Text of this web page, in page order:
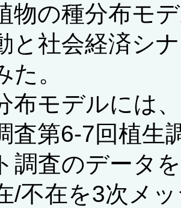
物の種分布モ
と社会経済シ
た。
布モデルには
査第6-7回植生
調査のデータ
/不在を3次メ